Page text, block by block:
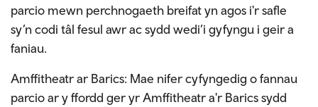
parcio mewn perchnogaeth breifat yn agos i'r safle
sy’n codi tâl fesul awr ac sydd wedi’i gyfyngu i geir a
faniau.
Amffitheatr ar Barics: Mae nifer cyfyngedig o fannau
parcio ar y ffordd ger yr Amffitheatr a'r Barics sydd